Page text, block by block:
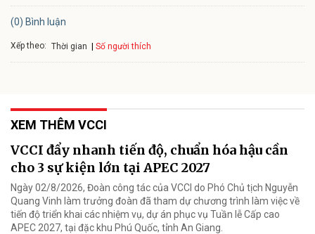
(0) Bình luận
Xếp theo: Thời gian Số người thích
XEM THÊM VCCI
VCCI đẩy nhanh tiến độ, chuẩn hóa hậu cần
cho 3 sự kiện lớn tại APEC 2027
Ngày 02/8/2026, Đoàn công tác của VCCI do Phó Chủ tịch Nguyễn
Quang Vinh làm trưởng đoàn đã tham dự chương trình làm việc về
tiến độ triển khai các nhiệm vụ, dự án phục vụ Tuần lễ Cấp cao
APEC 2027, tại đặc khu Phú Quốc, tỉnh An Giang.